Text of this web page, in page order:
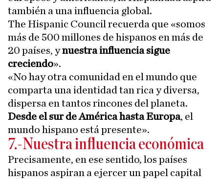
también a una influencia global.
The Hispanic Council recuerda que «somos
más de 500 millones de hispanos en más de
20 países, ynuestra influencia sigue
creciendo».
«No hay otra comunidad en el mundo que
comparta una identidad tan rica y diversa,
dispersa en tantos rincones del planeta.
Desde el sur de América hasta Europa, el
mundo hispano está presente».
7.-Nuestra influencia económica
Precisamente, en ese sentido, los países
hispanos aspiran a ejercer un papel capital